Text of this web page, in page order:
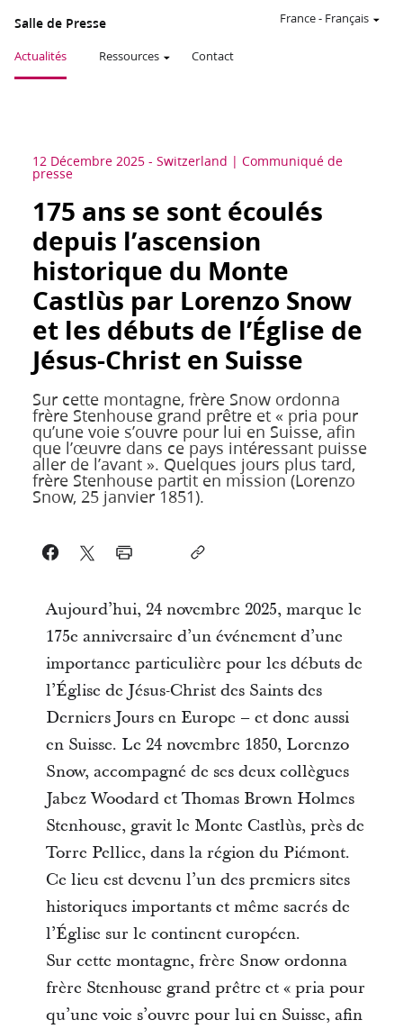
Salle de Presse
Actualités Ressources Contact
France- Français
12 Décembre 2025 - Switzerland Communiqué de
presse
175 ans se sont écoulés
depuis l’ascension
historique du Monte
Castlùs par Lorenzo Snow
et les débuts de l’Église de
Jésus-Christ en Suisse
Sur cette montagne, frère Snow ordonna
frère Stenhouse grand prêtre et « pria pour
qu’une voie s’ouvre pour lui en Suisse, afin
que l’œuvre dans ce pays intéressant puisse
aller de l’avant ». Quelques jours plus tard,
frère Stenhouse partit en mission (Lorenzo
Snow, 25 janvier 1851).
Aujourd’hui, 24 novembre 2025, marque le
175e anniversaire d’un événement d’une
importance particulière pour les débuts de
l’Église de Jésus-Christ des Saints des
Derniers Jours en Europe – et donc aussi
en Suisse. Le 24 novembre 1850, Lorenzo
Snow, accompagné de ses deux collègues
Jabez Woodard et Thomas Brown Holmes
Stenhouse, gravit le Monte Castlùs, près de
Torre Pellice, dans la région du Piémont.
Ce lieu est devenu l’un des premiers sites
historiques importants et même sacrés de
l’Église sur le continent européen.
Sur cette montagne, frère Snow ordonna
frère Stenhouse grand prêtre et « pria pour
qu’une voie s’ouvre pour lui en Suisse, afin